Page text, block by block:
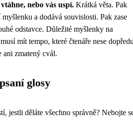
nebo vás uspí. Krátká věta. Pak
a dodává souvislosti. Pak zase
odstavce. Důležité myšlenky na
mít tempo, které čtenáře nese
ani zmatený cvál.
glosy
jestli děláte všechno správně? Nebojte